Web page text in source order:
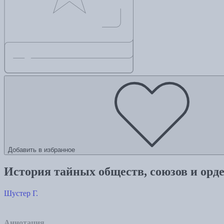
Добавить в избранное
История тайных обществ, союзов и
Шустер Г.